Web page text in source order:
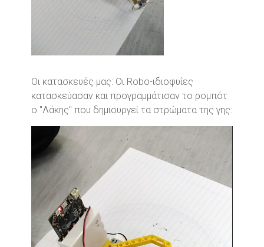
Οι κατασκευές μας: Οι Robo-ιδιοφυΐες
κατασκεύασαν και προγραμμάτισαν το ρομπότ
ο "Λάκης" που δημιουργεί τα στρώματα της γης:
Player